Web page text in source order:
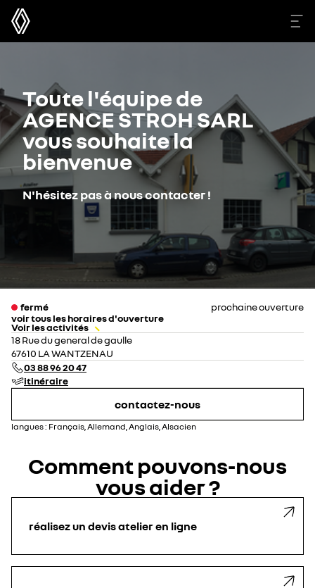
Toute l'équipe de
AGENCE STROH SARL
vous souhaite la
bienvenue
N'hésitez pas à nous contacter !
fermé
prochaine ouverture
voir tous les horaires d'ouverture
lundi
mardi
mercredi
jeudi
vendredi
Voir les activités
18 Rue du general de gaulle
67610 LA WANTZENAU
03 88 96 20 47
itinéraire
contactez-nous
langues : Français, Allemand, Anglais, Alsacien
Comment pouvons-nous
vous aider ?
réalisez un devis atelier en ligne